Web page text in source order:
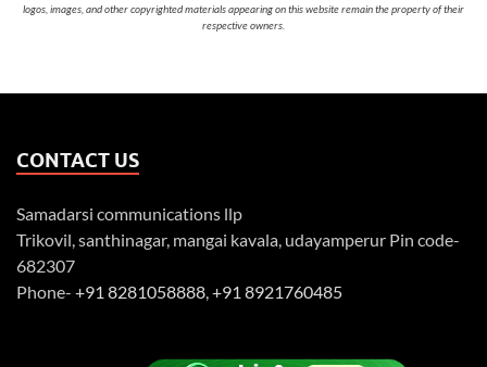
logos, images, and other copyrighted materials appearing on this website remain the property of their
respective owners.
CONTACT US
Samadarsi communications llp
Trikovil, santhinagar, mangai kavala, udayamperur Pin code-
682307
Phone- +91 8281058888 +91 8921760485